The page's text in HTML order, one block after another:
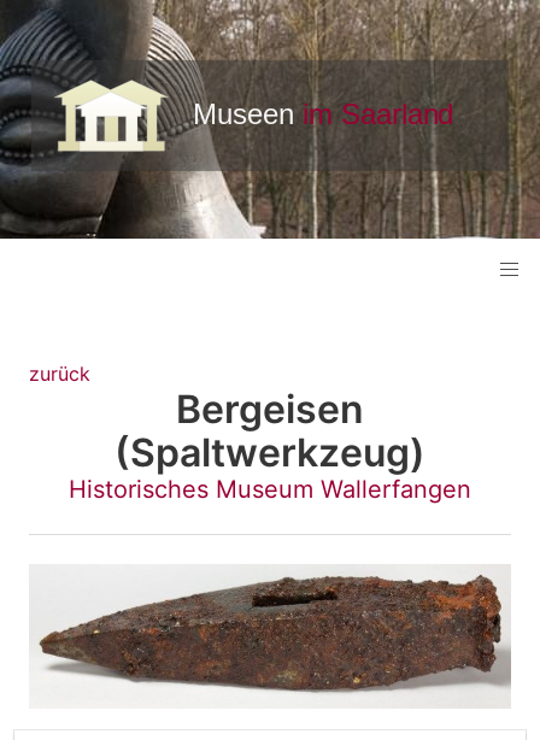
zurück
Bergeisen
(Spaltwerkzeug)
Historisches Museum Wallerfangen